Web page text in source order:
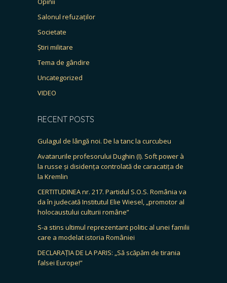
Salonul refuzaților
Societate
Știri militare
Tema de gândire
Uncategorized
VIDEO
RECENT POSTS
Gulagul de lângă noi. De la tanc la curcubeu
Avatarurile profesorului Dughin (I). Soft power à
la russe și disidența controlată de caracatița de
la Kremlin
CERTITUDINEA nr. 217. Partidul S.O.S. România va
da în judecată Institutul Elie Wiesel, „promotor al
holocaustului culturii române”
S-a stins ultimul reprezentant politic al unei familii
care a modelat istoria României
DECLARAȚIA DE LA PARIS: „Să scăpăm de tirania
falsei Europe!”